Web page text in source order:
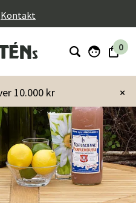
Kontakt
0
×
10.000 kr